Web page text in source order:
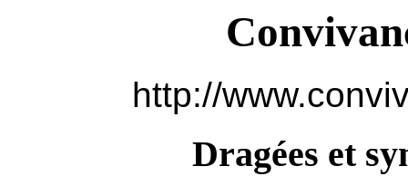
http://
Dragées et